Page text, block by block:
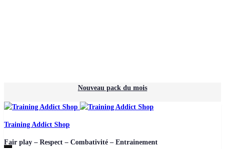
Nouveau pack du mois
Training Addict Shop
Fair play – Respect – Combativité – Entrainement